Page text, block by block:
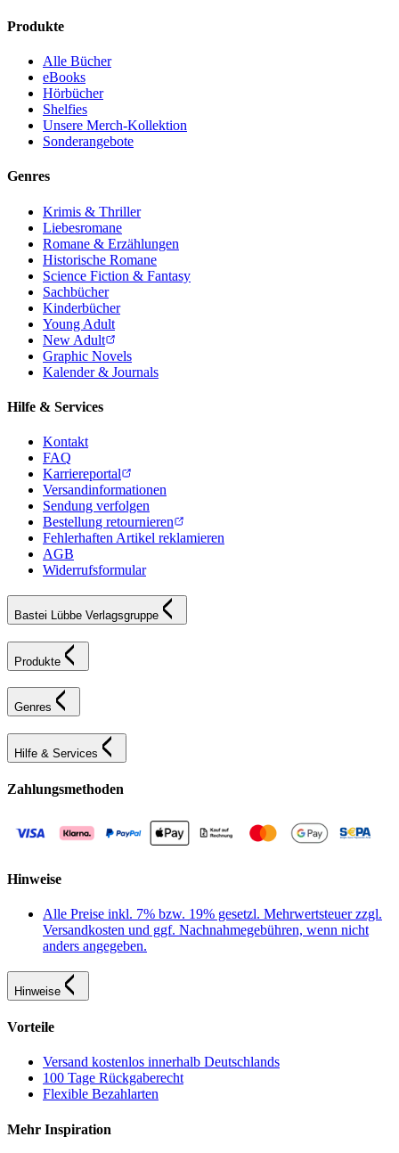
Produkte
Alle Bücher
eBooks
Hörbücher
Shelfies
Unsere Merch-Kollektion
Sonderangebote
Genres
Krimis & Thriller
Liebesromane
Romane & Erzählungen
Historische Romane
Science Fiction & Fantasy
Sachbücher
Kinderbücher
Young Adult
New Adult
Graphic Novels
Kalender & Journals
Hilfe & Services
Kontakt
FAQ
Karriereportal
Versandinformationen
Sendung verfolgen
Bestellung retournieren
Fehlerhaften Artikel reklamieren
AGB
Widerrufsformular
Bastei Lübbe Verlagsgruppe
Produkte
Genres
Hilfe & Services
Zahlungsmethoden
Hinweise
Alle Preise inkl. 7% bzw. 19% gesetzl. Mehrwertsteuer zzgl.
Versandkosten und ggf. Nachnahmegebühren, wenn nicht
anders angegeben.
Hinweise
Vorteile
Versand kostenlos innerhalb Deutschlands
100 Tage Rückgaberecht
Flexible Bezahlarten
Mehr Inspiration